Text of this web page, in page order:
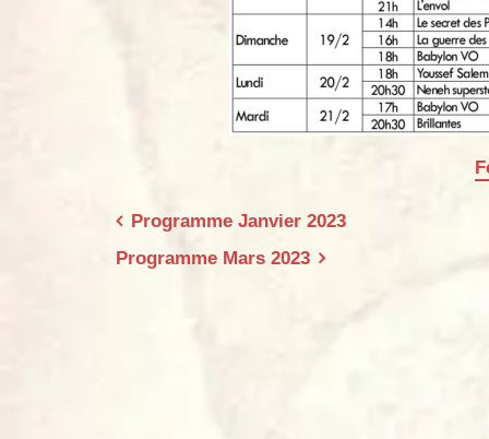
Navigation
de
Programme Janvier 2023
Programme Mars 2023